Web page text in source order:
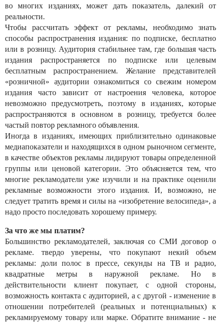
во многих изданиях, может дать показатель, далекий от
реальности.
Чтобы рассчитать эффект от рекламы, необходимо знать
способы распространения издания: по подписке, бесплатно
или в розницу. Аудитория стабильнее там, где большая часть
издания распространяется по подписке или целевым
бесплатным распространением. Желание представителей
«розничной» аудитории ознакомиться со свежим номером
издания часто зависит от настроения человека, которое
невозможно предусмотреть, поэтому в изданиях, которые
распространяются в основном в розницу, требуется более
частый повтор рекламного объявления.
Иногда в изданиях, имеющих приблизительно одинаковые
медиапоказатели и находящихся в одном рыночном сегменте,
в качестве объектов рекламы лидируют товары определенной
группы или ценовой категории. Это объясняется тем, что
многие рекламодатели уже изучили и на практике оценили
рекламные возможности этого издания. И, возможно, не
следует тратить время и силы на «изобретение велосипеда», а
надо просто последовать хорошему примеру.
За что же мы платим?
Большинство рекламодателей, заключая со СМИ договор о
рекламе. твердо уверены, что покупают некий объем
рекламы: доли полос в прессе, секунды на ТВ и радио,
квадратные метры в наружной рекламе. Но в
действительности клиент покупает, с одной стороны,
возможность контакта с аудиторией, а с другой - изменение в
отношении потребителей (реальных и потенциальных) к
рекламируемому товару или марке. Обратите внимание - не